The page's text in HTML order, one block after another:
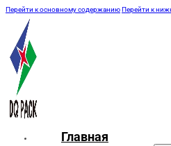
Перейти к основному содержаниюПерейти к
Главная